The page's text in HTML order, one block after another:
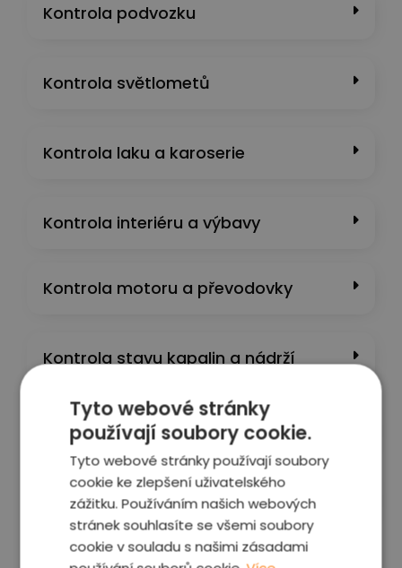
Kontrola podvozku
Kontrola světlometů
Kontrola laku a karoserie
Kontrola interiéru a výbavy
Kontrola motoru a převodovky
Kontrola stavu kapalin a nádrží​
Kontrolní projížďka
PC diagnostika
Tyto webové stránky
používají soubory cookie.
Tyto webové stránky používají soubory
cookie ke zlepšení uživatelského
zážitku. Používáním našich webových
stránek souhlasíte se všemi soubory
cookie v souladu s našimi zásadami